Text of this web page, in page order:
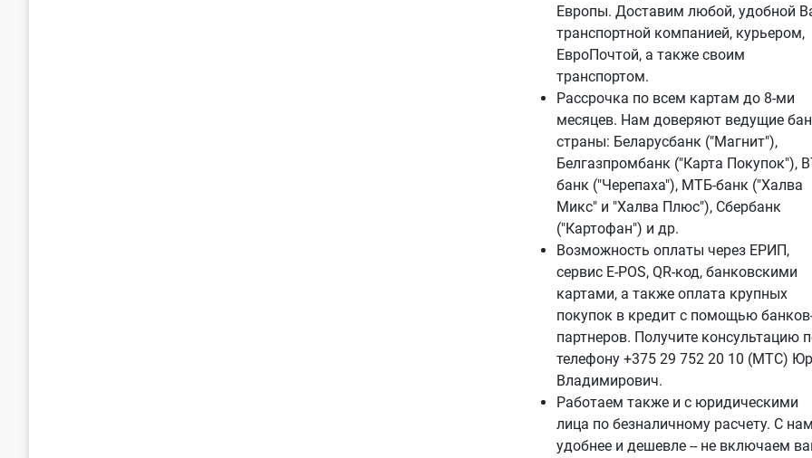
Европы. Доставим любой, удобной
транспортной компанией, курьером,
ЕвроПочтой, а также своим
транспортом.
Рассрочка по всем картам до 8-ми
месяцев. Нам доверяют ведущие
страны: Беларусбанк ("Магнит"),
Белгазпромбанк ("Карта Покупок"),
банк ("Черепаха"), МТБ-банк ("Халва
Микс" и "Халва Плюс"), Сбербанк
("Картофан") и др.
Возможность оплаты через ЕРИП,
сервис E-POS, QR-код, банковскими
картами, а также оплата крупных
покупок в кредит с помощью
партнеров. Получите консультацию
телефону +375 29 752 20 10 (МТС)
Владимирович.
Работаем также и с юридическими
лица по безналичному расчету. С
удобнее и дешевле -- не включаем